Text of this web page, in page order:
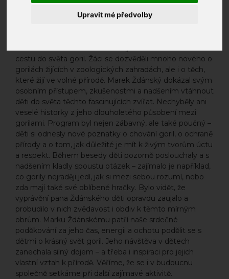
Upravit mé předvolby
celoživotního nadšence a znalce přírody, který si našel
čas a připravil pro žáky zajímavý a poutavý program o
cestu do světa goril. Žáci se dozvěděli mnoho nového o
gorilách žijících v zoologických zahradách, ale i o těch,
které žijí ve volné přírodě. Marek Ždánský dokázal svým
osobním přístupem, zkušenostmi a nadšením vtáhnout
děti do světa těchto fascinujících zvířat. Nechyběly ani
veselé historky z jeho dlouholetého působení mezi
gorilami. Program byl nejen zábavný, ale také poučný –
děti si odnesly nové poznatky o chování goril, o ochraně
přírody a o tom, jak důležité je mít k živým tvorům úctu
a respekt. Během besedy děti pozorně poslouchaly a s
nadšením kladly spoustu otázek – zajímalo je například,
co gorily nejraději jedí, jak si mezi sebou rozumí, nebo
zda mají také své oblíbené hračky. Bylo vidět, že
vyprávění pana Ždánského děti opravdu zaujalo a
probudilo v nich zvědavost i obdiv k těmto mírným
obrům. Marku Ždánskému patří naše srdečné
poděkování za jeho čas, energii a ochotu podělit se s
dětmi o krásný svět goril. Jeho návštěva v dětech
zanechala silný dojem – a třeba i inspiraci pro jejich
vlastní vztah k přírodě. Věříme, že se i v budoucnu
společně setkáme při další zajímavé aktivitě.